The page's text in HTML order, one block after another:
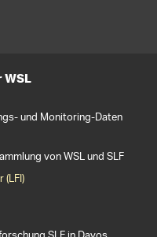
WSL
und Monitoring-Daten
von WSL und SLF